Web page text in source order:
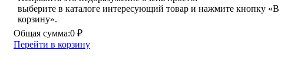
выберите в каталоге интересующий товар и нажмите кнопку «В
корзину».
Общая сумма:0 ₽
Перейти в корзину